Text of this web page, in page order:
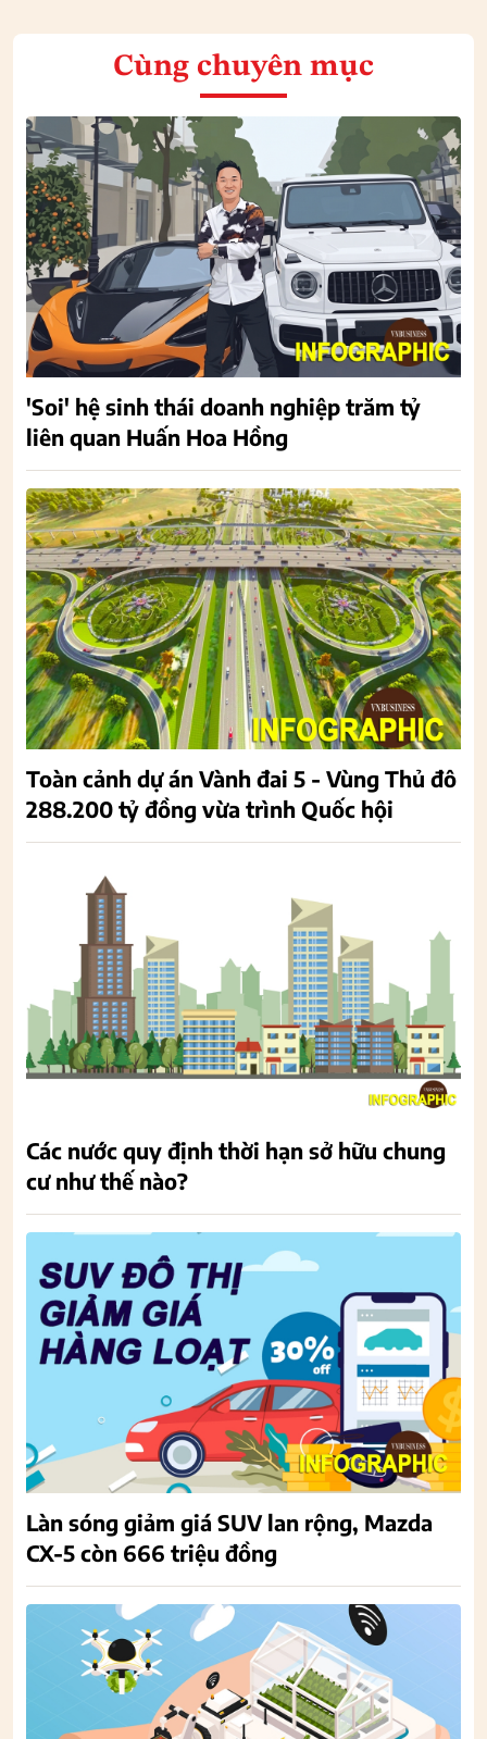
Cùng chuyên mục
'Soi' hệ sinh thái doanh nghiệp trăm tỷ
liên quan Huấn Hoa Hồng
Toàn cảnh dự án Vành đai 5 - Vùng Thủ đô
288.200 tỷ đồng vừa trình Quốc hội
Các nước quy định thời hạn sở hữu chung
cư như thế nào?
Làn sóng giảm giá SUV lan rộng, Mazda
CX-5 còn 666 triệu đồng